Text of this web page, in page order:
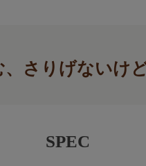
さりげないけ
SPEC